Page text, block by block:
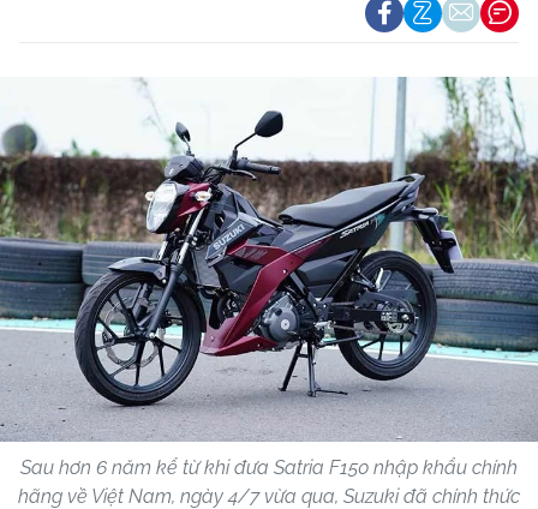
Sau hơn 6 năm kể từ khi đưa Satria F150 nhập khẩu chính
hãng về Việt Nam, ngày 4/7 vừa qua, Suzuki đã chính thức